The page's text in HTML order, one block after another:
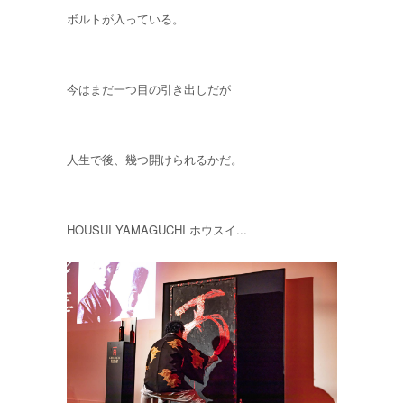
ボルトが入っている。
今はまだ一つ目の引き出しだが
人生で後、幾つ開けられるかだ。
HOUSUI YAMAGUCHI ホウスイ...